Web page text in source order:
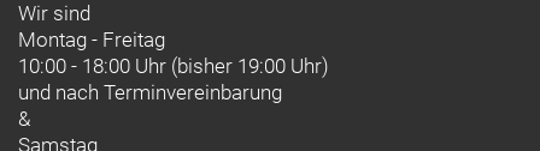
Wir sind
Montag - Freitag
10:00 - 18:00 Uhr (bisher 19:00 Uhr)
und nach Terminvereinbarung
&
Samstag